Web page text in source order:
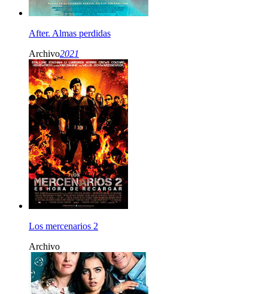
After. Almas perdidas
Archivo2021
Los mercenarios 2
Archivo